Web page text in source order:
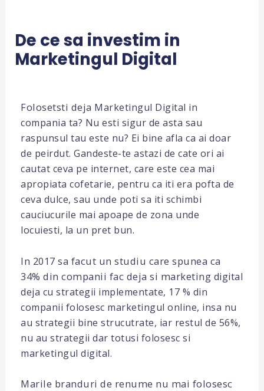
De ce sa investim in
Marketingul Digital
Folosetsti deja Marketingul Digital in
compania ta? Nu esti sigur de asta sau
raspunsul tau este nu? Ei bine afla ca ai doar
de peirdut. Gandeste-te astazi de cate ori ai
cautat ceva pe internet, care este cea mai
apropiata cofetarie, pentru ca iti era pofta de
ceva dulce, sau unde poti sa iti schimbi
cauciucurile mai apoape de zona unde
locuiesti, la un pret bun.
In 2017 sa facut un studiu care spunea ca
34% din companii fac deja si marketing digital
deja cu strategii implementate, 17 % din
companii folosesc marketingul online, insa nu
au strategii bine strucutrate, iar restul de 56%,
nu au strategii dar totusi folosesc si
marketingul digital.
Marile branduri de renume nu mai folosesc